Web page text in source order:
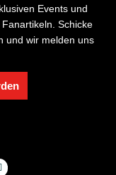
Events und
Schicke
und wir melden uns